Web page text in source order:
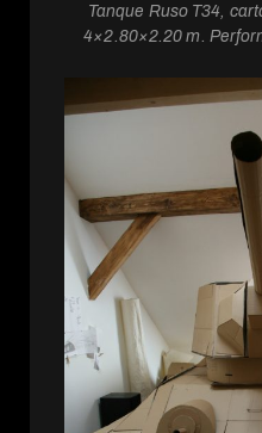
Tanque Ruso T34,
4×2.80×2.20 m.